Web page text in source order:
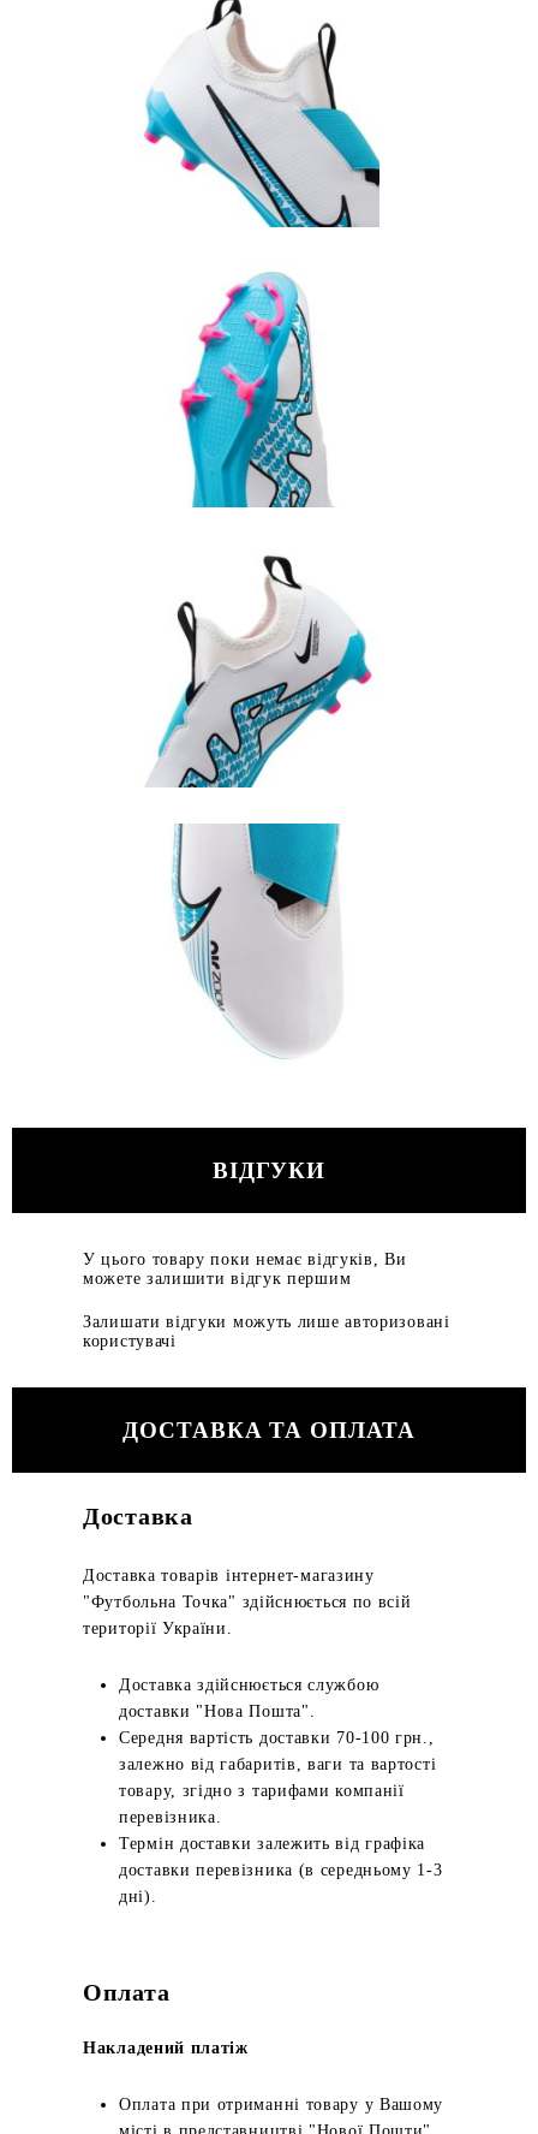
ВІДГУКИ
У цього товару поки немає відгуків, Ви
можете залишити відгук першим
Залишати відгуки можуть лише авторизовані
користувачі
ДОСТАВКА ТА ОПЛАТА
Доставка
Доставка товарів інтернет-магазину
"Футбольна Точка" здійснюється по всій
території України.
Доставка здійснюється службою
доставки "Нова Пошта".
Середня вартість доставки 70-100 грн.,
залежно від габаритів, ваги та вартості
товару, згідно з тарифами компанії
перевізника.
Термін доставки залежить від графіка
доставки перевізника (в середньому 1-3
дні).
Оплата
Накладений платіж
Оплата при отриманні товару у Вашому